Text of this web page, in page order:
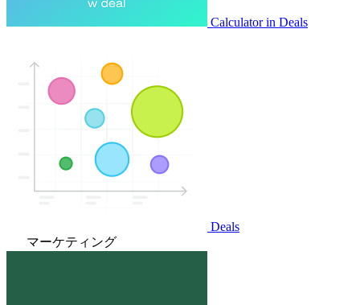
Calculator in Deals
Deals
マーケティング